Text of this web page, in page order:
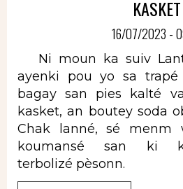
KASKET
16/07/2023 -
Ni moun ka suiv
ayenki pou yo sa
bagay san pies kalté
kasket, an boutey soda
Chak lanné, sé menm
koumansé san ki
terbolizé pèsonn.